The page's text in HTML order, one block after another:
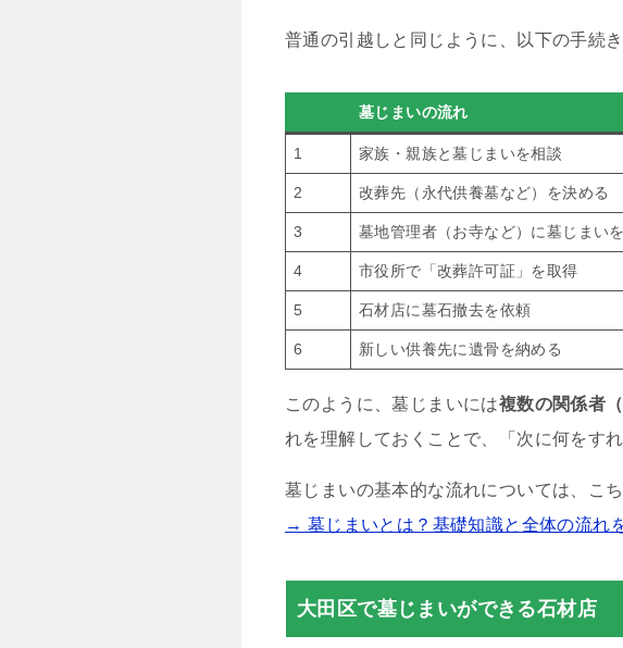
普通の引越しと同じように、以下の手続
墓じまいの流れ
1 家族・親族と墓じまいを相談
2 改葬先（永代供養墓など）を決める
3 墓地管理者（お寺など）に墓じまい
4 市役所で「改葬許可証」を取得
5 石材店に墓石撤去を依頼
6 新しい供養先に遺骨を納める
このように、墓じまいには複数の関係者
れを理解しておくことで、「次に何をす
墓じまいの基本的な流れについては、こ
→ 墓じまいとは？基礎知識と全体の流れ
大田区で墓じまいができる石材店